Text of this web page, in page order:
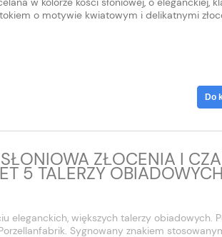
o motywie kwiatowym i delikatnymi
Do
ZŁOCENIA I
5 TALERZY OBIADOWYCH
eleganckich, większych talerzy obiadowych.
Sygnowany znakiem